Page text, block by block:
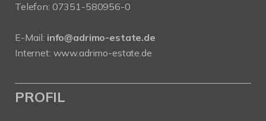
Telefon: 07351-580956-0
E-Mail: info@adrimo-estate.de
Internet: www.adrimo-estate.de
PROFIL